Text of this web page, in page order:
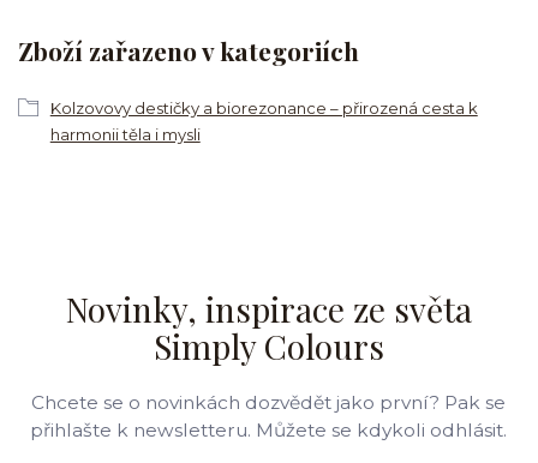
Zboží zařazeno v kategoriích
Kolzovovy destičky a biorezonance – přirozená cesta k
harmonii těla i mysli
Novinky, inspirace ze světa
Simply Colours
Chcete se o novinkách dozvědět jako první? Pak se
přihlašte k newsletteru. Můžete se kdykoli odhlásit.